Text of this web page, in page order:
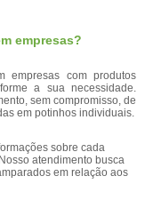
empresas?
empresas com produtos
a sua necessidade.
sem compromisso, de
em potinhos individuais.
sobre cada
atendimento busca
em relação aos